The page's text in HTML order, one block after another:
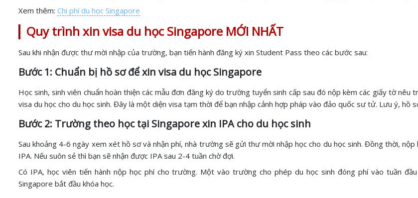
Xem thêm: Chi phí du học Singapore
Quy trình xin visa du học Singapore MỚI NHẤT
Sau khi nhận được thư mời nhập của trường, bạn tiến hành đăng ký xin Student Pass theo các bước sau:
Bước 1: Chuẩn bị hồ sơ để xin visa du học Singapore
Học sinh, sinh viên chuẩn hoàn thiện các mẫu đơn đăng ký do trường tuyển sinh cấp sau đó nộp kèm các giấy tờ
visa du học cho du học sinh. Đây là một diện visa tạm thời để bạn nhập cảnh hợp pháp vào đảo quốc sư tử. Lưu ý,
Bước 2: Trường theo học tại Singapore xin IPA cho du học sinh
Sau khoảng 4-6 ngày xem xét hồ sơ và nhận phí, nhà trường sẽ gửi thư mời nhập học cho du học sinh. Đồng thời,
IPA. Nếu suôn sẻ thì bạn sẽ nhận được IPA sau 2-4 tuần chờ đợi.
Có IPA, học viên tiến hành nộp học phí cho trường. Một vào trường cho phép du học sinh đóng phí vào tuần
Singapore bắt đầu khóa học.